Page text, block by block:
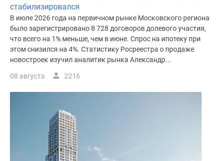
стабилизировался
В июле 2026 года на первичном рынке Московского региона
было зарегистрировано 8 728 договоров долевого участия,
что всего на 1% меньше, чем в июне. Спрос на ипотеку при
этом снизился на 4%. Статистику Росреестра о продаже
новостроек изучил аналитик рынка Александр...
08 августа 2216